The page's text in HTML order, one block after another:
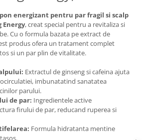
energizant pentru par fragil si scalp
Energy, creat special pentru a revitaliza si
Cu o formula bazata pe extract de
produs ofera un tratament complet
si un par plin de vitalitate.
Extractul de ginseng si cafeina ajuta
imbunatatind sanatatea
parului.
de par: Ingredientele active
firului de par, reducand ruperea si
Formula hidratanta mentine